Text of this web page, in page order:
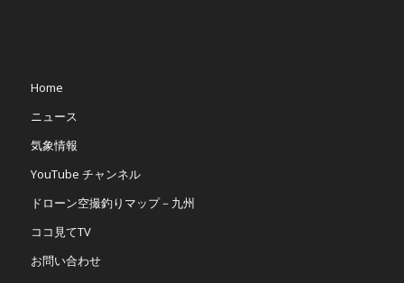
Home
ニュース
気象情報
YouTube チャンネル
ドローン空撮釣りマップ－九州
ココ見てTV
お問い合わせ